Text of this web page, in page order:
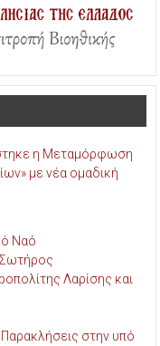
η Μεταμόρφωση
με νέα ομαδική
Ναό
Λαρίσης και
Παρακλήσεις στην υπό